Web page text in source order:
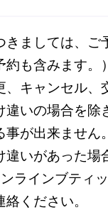
＜麻布台ヒ
催事出店の
メ・パリ
きましては、ご
約も含みます。
、キャンセル、
違いの場合を除
事が出来ません
違いがあった場
ラインブティ
ください。